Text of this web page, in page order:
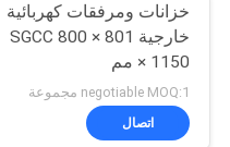
جولة
المعمل
ضميمة
لتسرب
خزانات ومرفقات كهربائية
خارجية SGCC 800 × 801
× 1150 مم
negotiable MOQ:1 مجموعة
اتصال